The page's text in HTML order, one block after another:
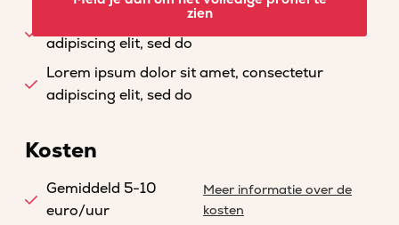
Lorem ipsum dolor sit amet, consectetur
adipiscing elit, sed do
Lorem ipsum dolor sit amet, consectetur
adipiscing elit, sed do
zien
Kosten
Gemiddeld 5-10
euro/uur
Meer informatie over de
kosten